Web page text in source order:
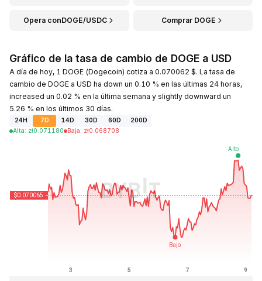
Opera conDOGE/USDC Comprar DOGE
Gráfico de la tasa de cambio de DOGE a USD
A día de hoy, 1 DOGE (Dogecoin) cotiza a 0.070062 $. La tasa de
cambio de DOGE a USD ha down un 0.10 % en las últimas 24 horas,
increased un 0.02 % en la última semana y slightly downward un
5.26 % en los últimos 30 días.
24H 7D 14D 30D 60D
200D
Alta: zł0.071180 Baja: zł0.068708